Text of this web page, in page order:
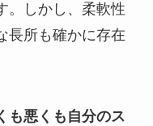
。しかし、柔軟性
長所も確かに存在
も悪くも自分のス